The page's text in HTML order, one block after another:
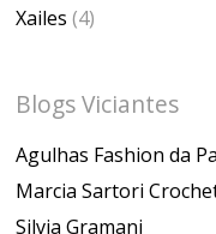
Xailes (4)
Blogs Viciantes
Agulhas Fashion da
Marcia Sartori
Silvia Gramani